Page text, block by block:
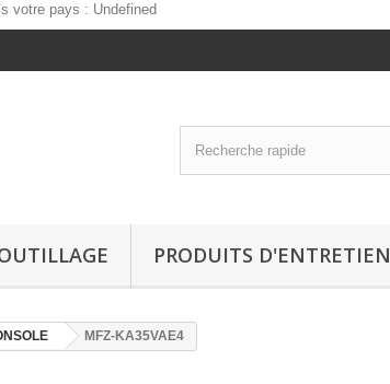
votre pays : Undefined
PRODUITS D'ENTRETIEN
MFZ-KA35VAE4